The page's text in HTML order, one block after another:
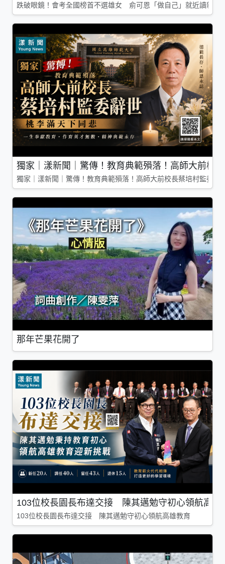
跌破眼鏡！會考全國榜首不選雄女 俞可恩「做自己」就近讀新莊
獨家｜漾新聞｜驚傳！教育典範殞落！高師大前校
獨家｜漾新聞｜驚傳！教育典範殞落！高師大前校長蔡培村監委
那年芒果花開了
103位校長園長布達交接 陳其邁勉守初心領航高雄
103位校長園長布達交接 陳其邁勉守初心領航高雄教育